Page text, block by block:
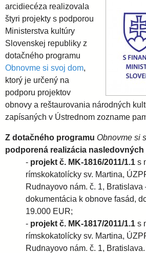
v
s
k
á
a
r
arcidiecéza realizovala
štyri projekty s podporou
Ministerstva kultúry
Slovenskej republiky z
dotačného programu
Obnovme si svoj dom,
ktorý je určený na
podporu projektov
obnovy a reštaurovania národných
zapísaných v Ústrednom zozname
Z dotačného programu Obnovme si
podporená realizácia
- projekt č. MK-1816/2011/1.1 s
rímskokatolícky sv. Martina,
Rudnayovo nám. č. 1, Bratislava
dokumentácia k obnove fasád,
19.000 EUR;
- projekt č. MK-1817/2011/1.1 s
rímskokatolícky sv. Martina,
Rudnayovo nám. č. 1,